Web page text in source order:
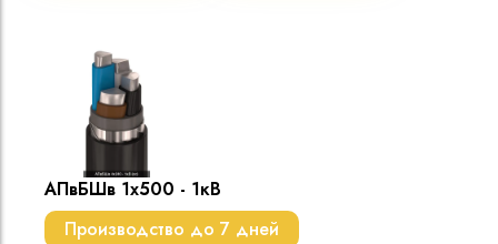
АПвБШв 1х500 - 1кВ
Производство до 7 дней